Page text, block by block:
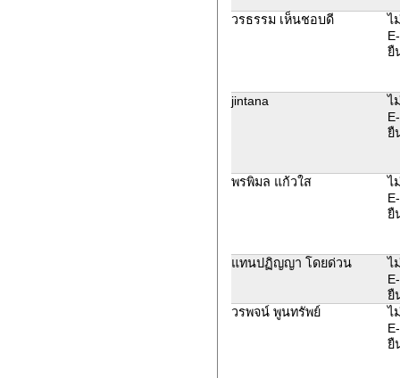
วรธรรม เห็นชอบดี
ไ
ยื
jintana
ไ
ยื
พรพิมล แก้วใส
ไ
ยื
แทนปฏิญญา โดยด่วน
ไ
ยื
วรพจน์ พูนทรัพย์
ไ
ยื